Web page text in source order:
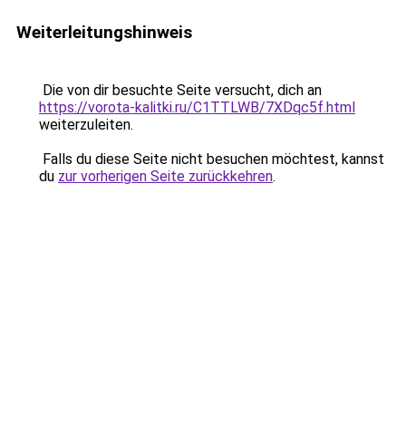
Weiterleitungshinweis
Die von dir besuchte Seite versucht, dich an
https://vorota-kalitki.ru/C1TTLWB/7XDqc5f.html
weiterzuleiten.
Falls du diese Seite nicht besuchen möchtest, kannst
du zur vorherigen Seite zurückkehren.